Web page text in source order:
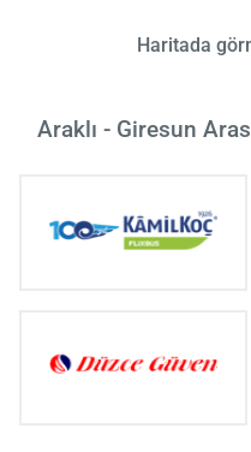
Haritada
Araklı - Giresun